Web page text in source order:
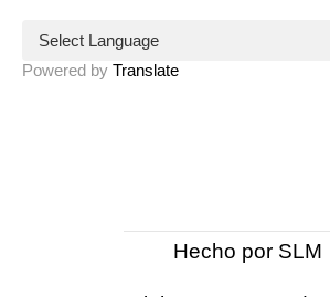
Powered by Translate
Hecho por SLM